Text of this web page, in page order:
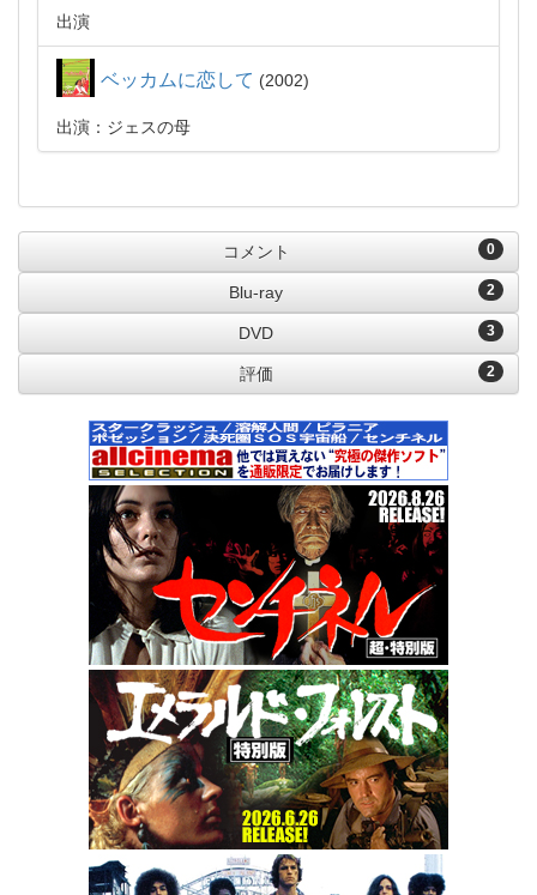
出演
ベッカムに恋して 2002
出演：ジェスの母
0
コメント
2
Blu-ray
3
DVD
2
評価